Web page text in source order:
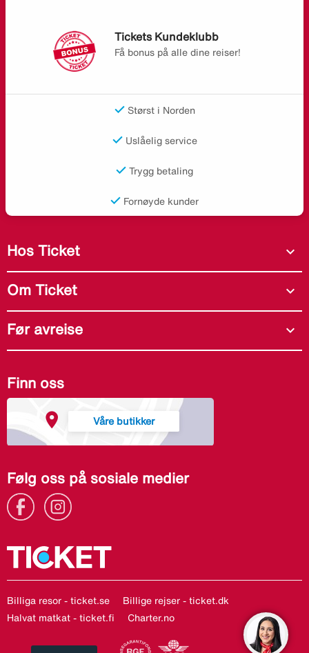
Tickets Kundeklubb
Få bonus på alle dine reiser!
Størst i Norden
Uslåelig service
Trygg betaling
Fornøyde kunder
Hos Ticket expand_more
Om Ticket expand_more
Før avreise expand_more
Finn oss
Våre butikker
Følg oss på sosiale medier
Billiga resor - ticket.se
Billige rejser - ticket.dk
Halvat matkat - ticket.fi
Charter.no